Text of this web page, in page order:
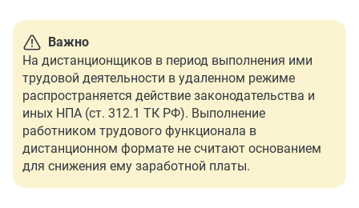
Важно
На дистанционщиков в период выполнения ими
трудовой деятельности в удаленном режиме
распространяется действие законодательства и
иных НПА (ст. 312.1 ТК РФ). Выполнение
работником трудового функционала в
дистанционном формате не считают основанием
для снижения ему заработной платы.